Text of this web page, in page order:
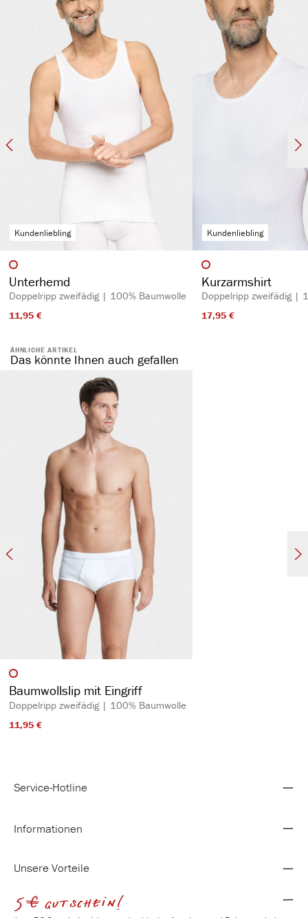
kochfest, pflegeleicht & hautsympathisch
spürbar hochwertig
langlebig & strapazierfähig aufgrund des hohen Stoffgewichts (270 g/m²)
Kundenliebling
Artikelfarbe
Unterhemd
Doppelripp zweifädig | 100% Baumwolle
11,95 €​
Kundenliebling
Artikelfarbe
Kurzarmshirt
Doppelripp zweifädig |
17,95 €​
ÄHNLICHE ARTIKEL
Das könnte Ihnen auch gefallen
Artikelfarbe
Baumwollslip mit Eingriff
Doppelripp zweifädig | 100% Baumwolle
11,95 €​
Service-Hotline
Informationen
Unsere Vorteile
5€ gutschein!